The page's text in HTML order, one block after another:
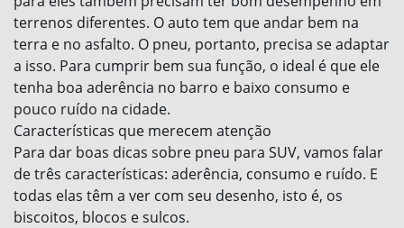
terrenos diferentes. O auto tem que andar bem na
terra e no asfalto. O pneu, portanto, precisa se adaptar
a isso. Para cumprir bem sua função, o ideal é que ele
tenha boa aderência no barro e baixo consumo e
pouco ruído na cidade.
Características que merecem atenção
Para dar boas dicas sobre pneu para SUV, vamos falar
de três características: aderência, consumo e ruído. E
todas elas têm a ver com seu desenho, isto é, os
biscoitos, blocos e sulcos.